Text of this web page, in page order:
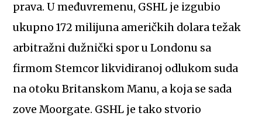
prava. U međuvremenu, GSHL je izgubio
ukupno 172 milijuna američkih dolara težak
arbitražni dužnički spor u Londonu sa
firmom Stemcor likvidiranoj odlukom suda
na otoku Britanskom Manu, a koja se sada
zove Moorgate. GSHL je tako stvorio